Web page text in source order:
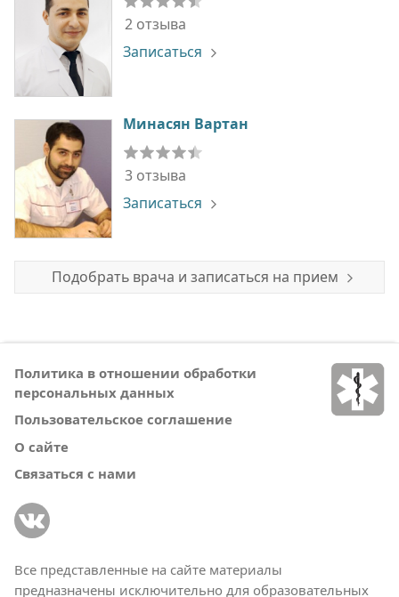
2 отзыва
Записаться
Минасян Вартан
3 отзыва
Записаться
Подобрать врача и записаться на прием
Политика в отношении обработки
персональных данных
Пользовательское соглашение
О сайте
Связаться с нами
Все представленные на сайте материалы
предназначены исключительно для образовательных